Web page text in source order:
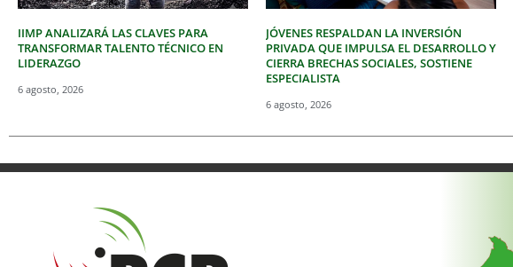
IIMP ANALIZARÁ LAS CLAVES PARA
TRANSFORMAR TALENTO TÉCNICO EN
LIDERAZGO
6 agosto, 2026
JÓVENES RESPALDAN LA INVERSIÓN
PRIVADA QUE IMPULSA EL DESARROLLO Y
CIERRA BRECHAS SOCIALES, SOSTIENE
ESPECIALISTA
6 agosto, 2026